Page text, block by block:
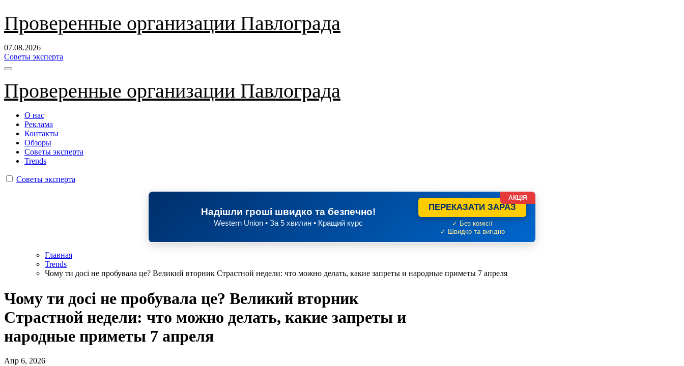
Перейти
содержанию
Проверенные организации Павлограда
07.08.2026
Советы эксперта
Проверенные организации Павлограда
О нас
Реклама
Контакты
Обзоры
Советы эксперта
Trends
Советы эксперта
Надішли гроші швидко та безпечно!
Western Union • За 5 хвилин • Кращий курс
ПЕРЕКАЗАТИ ЗАРАЗ
✓ Без комісії
✓ Швидко та вигідно
АКЦІЯ
Главная
Trends
Чому ти досі не пробувала це? Великий вторник Страстной недели: что можно делать, какие запреты и народные приметы 7 апреля
Чому ти досі не пробувала це? Великий вторник
Страстной недели: что можно делать, какие запреты и
народные приметы 7 апреля
Апр 6, 2026